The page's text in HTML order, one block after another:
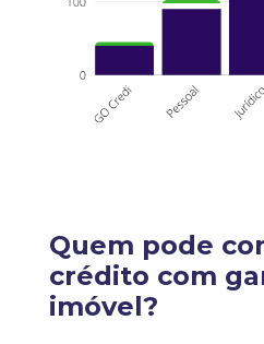
Quem pode
crédito com
imóvel?